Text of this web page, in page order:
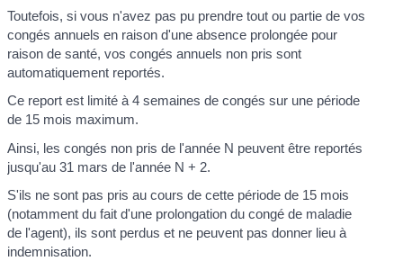
Toutefois, si vous n'avez pas pu prendre tout ou partie de vos
congés annuels en raison d'une absence prolongée pour
raison de santé, vos congés annuels non pris sont
automatiquement reportés.
Ce report est limité à 4 semaines de congés sur une période
de 15 mois maximum.
Ainsi, les congés non pris de l'année N peuvent être reportés
jusqu'au 31 mars de l'année N + 2.
S'ils ne sont pas pris au cours de cette période de 15 mois
(notamment du fait d'une prolongation du congé de maladie
de l'agent), ils sont perdus et ne peuvent pas donner lieu à
indemnisation.